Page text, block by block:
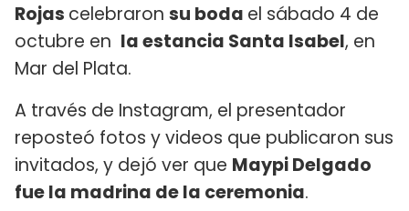
Rojas celebraron su boda el sábado 4 de
octubre en la estancia Santa Isabel, en
Mar del Plata.
A través de Instagram, el presentador
reposteó fotos y videos que publicaron sus
invitados, y dejó ver que Maypi Delgado
fue la madrina de la ceremonia.